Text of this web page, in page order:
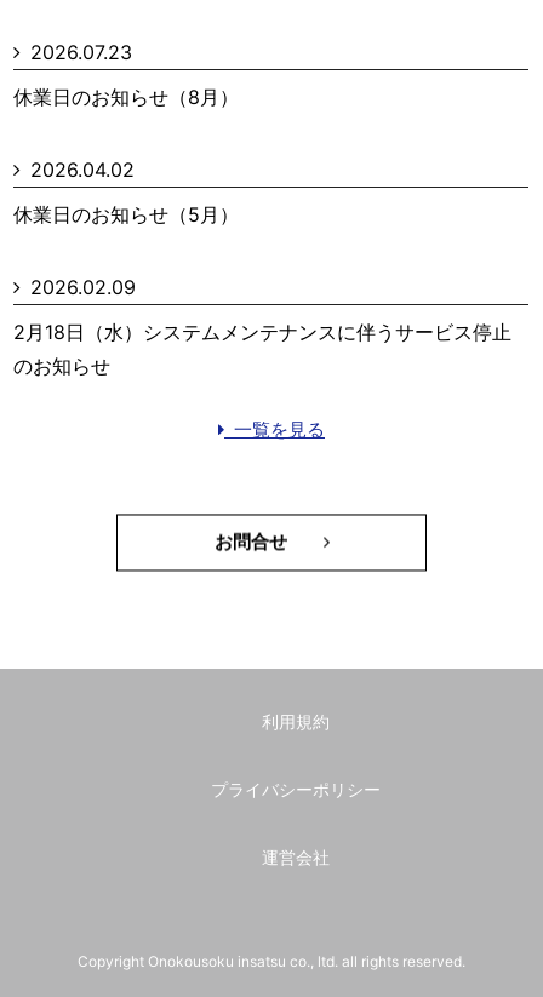
2026.07.23
休業日のお知らせ（8月）
2026.04.02
休業日のお知らせ（5月）
2026.02.09
2月18日（水）システムメンテナンスに伴うサービス停止
のお知らせ
一覧を見る
利用規約
プライバシーポリシー
運営会社
Copyright Onokousoku insatsu co., ltd. all rights reserved.